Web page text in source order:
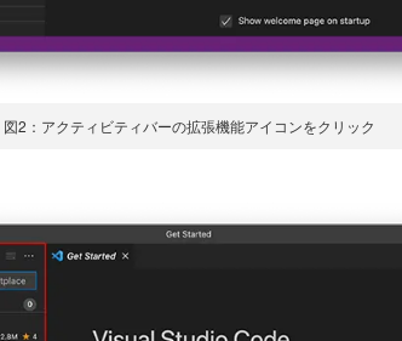
図2：アクティビティバーの拡張機能アイコンをクリック